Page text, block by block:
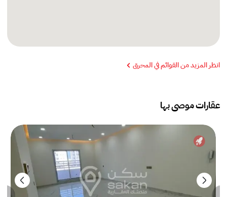
انظر المزيد من القوائم في المحرق
عقارات موصى بها